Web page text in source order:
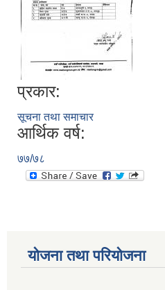
प्रकार:
सूचना तथा समाचार
आर्थिक वर्ष:
७७/७८
योजना तथा परियोजना